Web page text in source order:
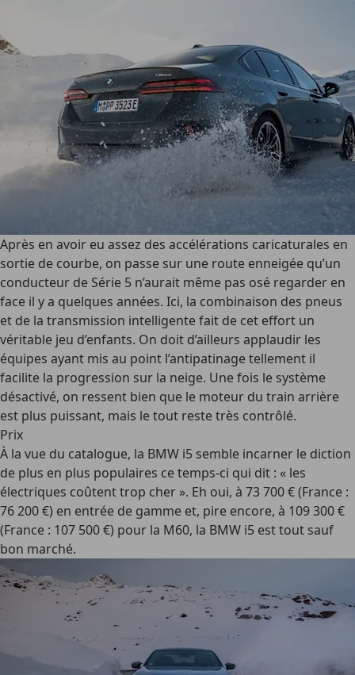
Après en avoir eu assez des accélérations caricaturales en
sortie de courbe, on passe sur une route enneigée qu’un
conducteur de Série 5 n’aurait même pas osé regarder en
face il y a quelques années. Ici, la combinaison des pneus
et de la transmission intelligente fait de cet effort un
véritable jeu d’enfants. On doit d’ailleurs applaudir les
équipes ayant mis au point l’antipatinage tellement il
facilite la progression sur la neige. Une fois le système
désactivé, on ressent bien que le moteur du train arrière
est plus puissant, mais le tout reste très contrôlé.
Prix
À la vue du catalogue, la BMW i5 semble incarner le diction
de plus en plus populaires ce temps-ci qui dit : « les
électriques coûtent trop cher ». Eh oui, à 73 700 € (France :
76 200 €) en entrée de gamme et, pire encore, à 109 300 €
(France : 107 500 €) pour la M60, la BMW i5 est tout sauf
bon marché.